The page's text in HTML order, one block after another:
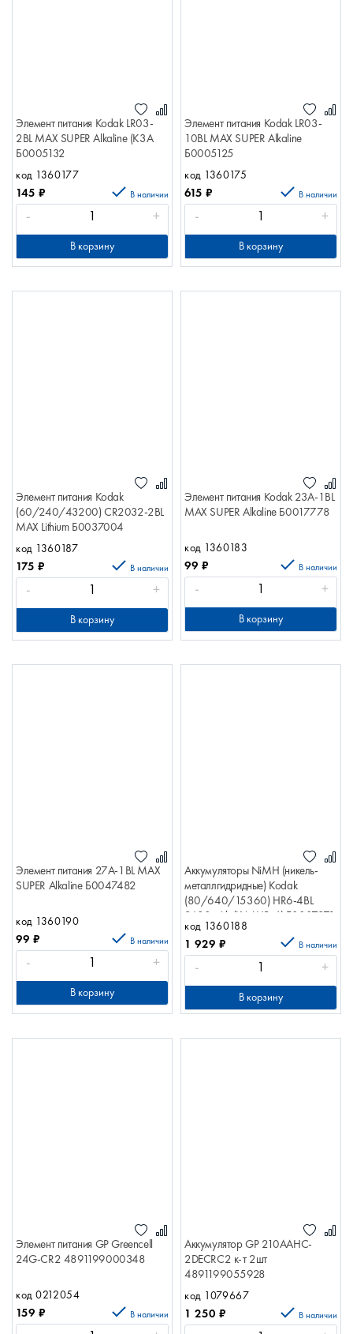
Элемент питания Kodak LR03-
2BL MAX SUPER Alkaline (K3A
Б0005132
код 1360177
145 ₽ В наличии
- +
В корзину
Элемент питания Kodak LR03-
10BL MAX SUPER Alkaline
Б0005125
код 1360175
615 ₽ В наличии
- +
В корзину
Элемент питания Kodak
(60/240/43200) CR2032-2BL
MAX Lithium Б0037004
код 1360187
175 ₽ В наличии
- +
В корзину
Элемент питания Kodak 23A-1BL
MAX SUPER Alkaline Б0017778
код 1360183
99 ₽ В наличии
- +
В корзину
Элемент питания 27A-1BL MAX
SUPER Alkaline Б0047482
код 1360190
99 ₽ В наличии
- +
В корзину
Аккумуляторы NiMH (никель-
металлгидридные) Kodak
(80/640/15360) HR6-4BL
2600mAh (KAAHR-4) Б0007871
код 1360188
1 929 ₽ В наличии
- +
В корзину
Элемент питания GP Greencell
24G-CR2 4891199000348
код 0212054
159 ₽ В наличии
Аккумулятор GP 210AAHC-
2DECRC2 к-т 2шт
4891199055928
код 1079667
1 250 ₽ В наличии